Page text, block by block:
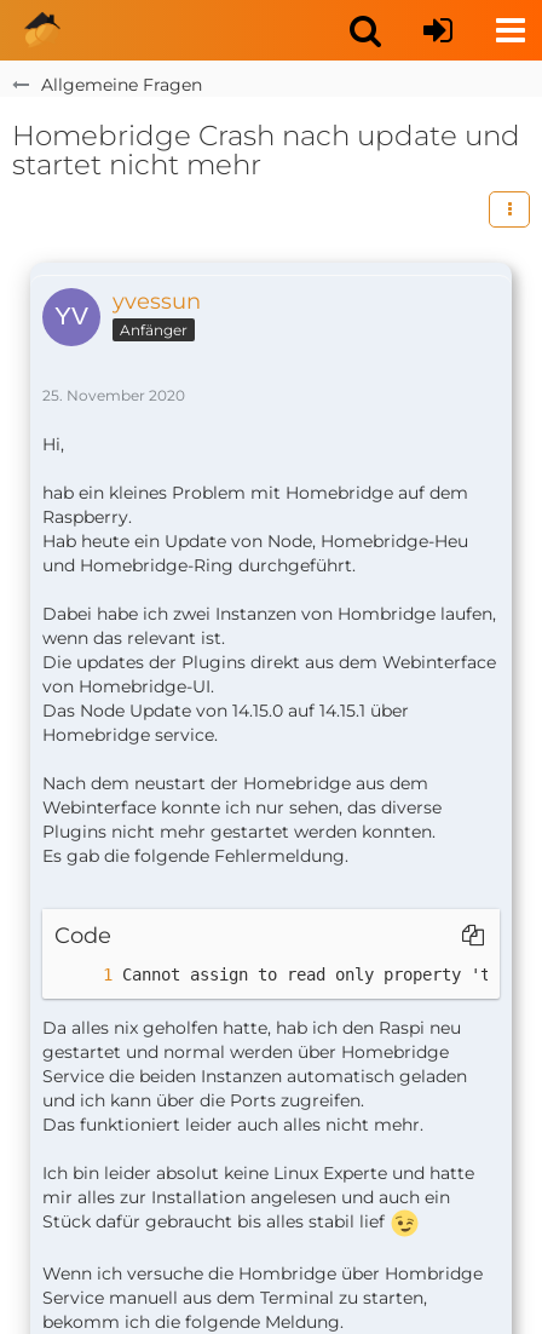
Allgemeine Fragen
Homebridge Crash nach update und
startet nicht mehr
yvessun
Anfänger
25. November 2020
Hi,
hab ein kleines Problem mit Homebridge auf dem
Raspberry.
Hab heute ein Update von Node, Homebridge-Heu
und Homebridge-Ring durchgeführt.
Dabei habe ich zwei Instanzen von Hombridge laufen,
wenn das relevant ist.
Die updates der Plugins direkt aus dem Webinterface
von Homebridge-UI.
Das Node Update von 14.15.0 auf 14.15.1 über
Homebridge service.
Nach dem neustart der Homebridge aus dem
Webinterface konnte ich nur sehen, das diverse
Plugins nicht mehr gestartet werden konnten.
Es gab die folgende Fehlermeldung.
Code
Cannot assign to read only property
Da alles nix geholfen hatte, hab ich den Raspi neu
gestartet und normal werden über Homebridge
Service die beiden Instanzen automatisch geladen
und ich kann über die Ports zugreifen.
Das funktioniert leider auch alles nicht mehr.
Ich bin leider absolut keine Linux Experte und hatte
mir alles zur Installation angelesen und auch ein
Stück dafür gebraucht bis alles stabil lief
Wenn ich versuche die Hombridge über Hombridge
Service manuell aus dem Terminal zu starten,
bekomm ich die folgende Meldung.